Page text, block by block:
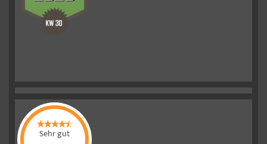
Sehr gut